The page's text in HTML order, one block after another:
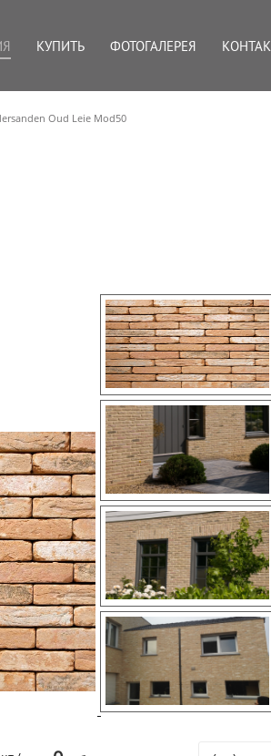
КУПИТЬ ФОТОГАЛЕРЕЯ
Oud Leie Mod50